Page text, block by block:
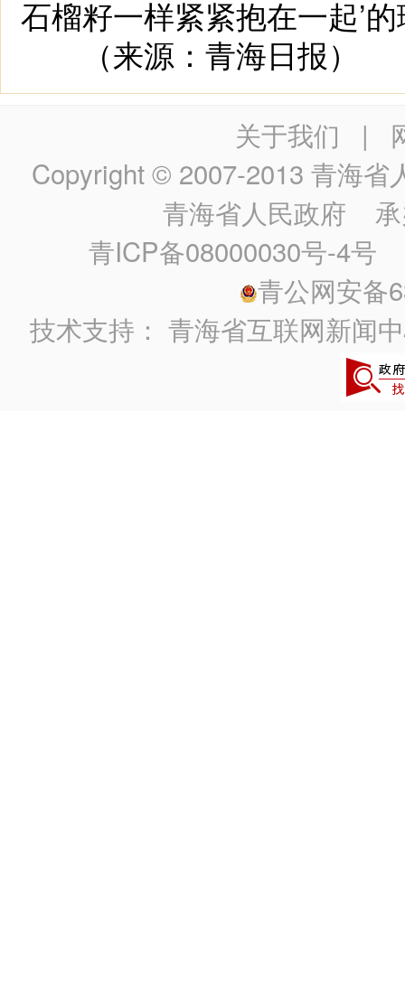
石榴籽一样紧紧抱在一起’
（来源：青海日报）
关于我们 |
Copyright © 2007-2013 青海省
青海省人民政府 承
青ICP备08000030号-4号
青公网安备
技术支持：青海省互联网新闻